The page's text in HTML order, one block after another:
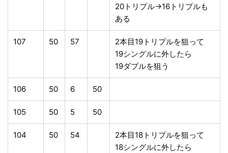
20トリプル→16トリプルも
ある
107 50 57
2本目19トリプルを狙って
19シングルに外したら
19ダブルを狙う
106 50 6 50
105 50 5 50
104 50 54
2本目18トリプルを狙って
18シングルに外したら